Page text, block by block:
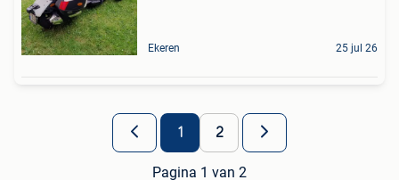
Ekeren 25 jul 26
1 2
Pagina 1 van 2